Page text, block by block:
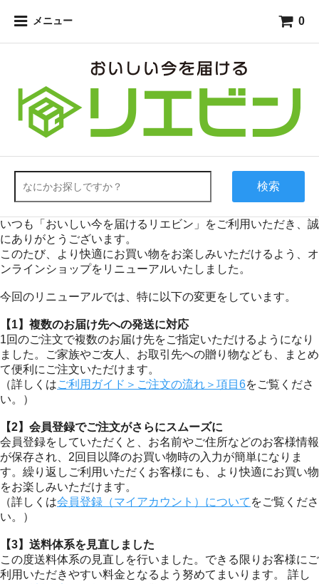
メニュー 0
検索
いつも「おいしい今を届けるリエビン」をご利用いただき、誠
にありがとうございます。
このたび、より快適にお買い物をお楽しみいただけるよう、オ
ンラインショップをリニューアルいたしました。
今回のリニューアルでは、特に以下の変更をしています。
【1】複数のお届け先への発送に対応
1回のご注文で複数のお届け先をご指定いただけるようになり
ました。ご家族やご友人、お取引先への贈り物なども、まとめ
て便利にご注文いただけます。
（詳しくはご利用ガイド＞ご注文の流れ＞項目6をご覧くださ
い。）
【2】会員登録でご注文がさらにスムーズに
会員登録をしていただくと、お名前やご住所などのお客様情報
が保存され、2回目以降のお買い物時の入力が簡単になりま
す。繰り返しご利用いただくお客様にも、より快適にお買い物
をお楽しみいただけます。
（詳しくは会員登録（マイアカウント）について をご覧くださ
い。）
【3】送料体系を見直しました
この度送料体系の見直しを行いました。できる限りお客様にご
利用いただきやすい料金となるよう努めてまいります。 詳し